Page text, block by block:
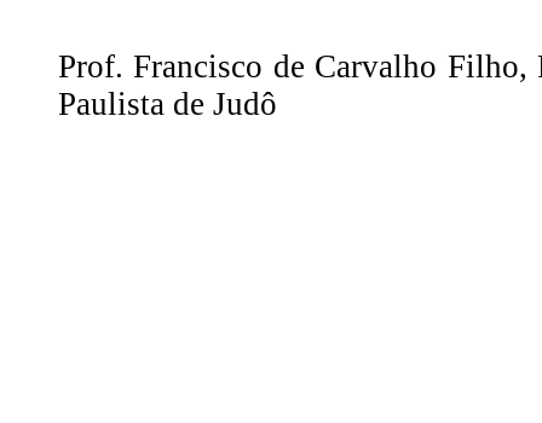
Prof.Francisco de Carvalho Filho,
Paulista de Judô